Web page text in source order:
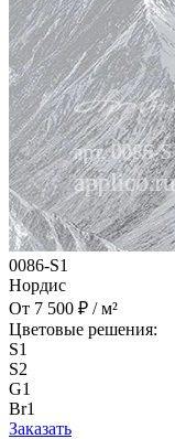
0086-S1
Нордис
От 7 500 ₽ / м²
Цветовые решения:
S1
S2
G1
Br1
Заказать